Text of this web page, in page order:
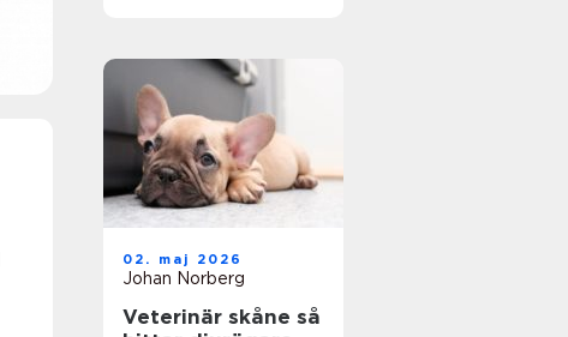
02. maj 2026
Johan Norberg
Veterinär skåne så